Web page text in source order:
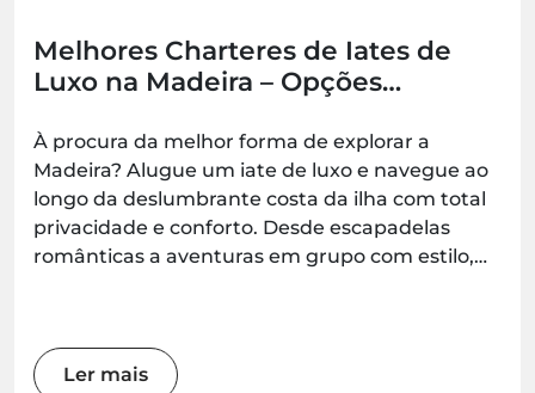
Melhores Charteres de Iates de
Luxo na Madeira – Opções
Grupos
À procura da melhor forma de explorar a
Madeira? Alugue um iate de luxo e navegue ao
longo da deslumbrante costa da ilha com total
privacidade e conforto. Desde escapadelas
românticas a aventuras em grupo com estilo,
na Madeira.Best.
Ler mais